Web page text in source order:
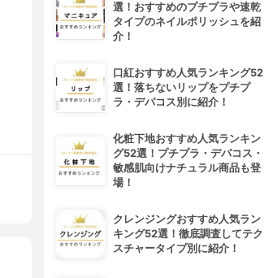
選！おすすめのプチプラや速乾
タイプのネイルポリッシュを紹
介！
口紅おすすめ人気ランキング52
選！落ちないリップをプチプ
ラ・デパコス別に紹介！
化粧下地おすすめ人気ランキン
グ52選！プチプラ・デパコス・
敏感肌向けナチュラル商品も登
場！
クレンジングおすすめ人気ラン
キング52選！徹底調査してテク
スチャータイプ別に紹介！